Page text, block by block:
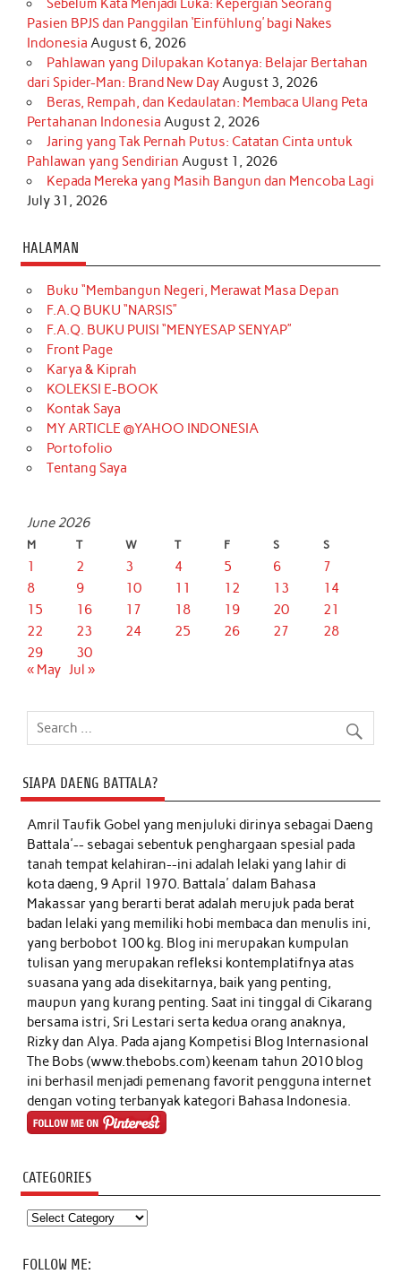
Pasien BPJS dan Panggilan ‘Einfühlung’ bagi Nakes
Indonesia August 6, 2026
Pahlawan yang Dilupakan Kotanya: Belajar Bertahan
dari Spider-Man: Brand New Day August 3, 2026
Beras, Rempah, dan Kedaulatan: Membaca Ulang Peta
Pertahanan Indonesia August 2, 2026
Jaring yang Tak Pernah Putus: Catatan Cinta untuk
Pahlawan yang Sendirian August 1, 2026
Kepada Mereka yang Masih Bangun dan Mencoba Lagi
July 31, 2026
HALAMAN
Buku “Membangun Negeri, Merawat Masa Depan
F.A.Q BUKU “NARSIS”
F.A.Q. BUKU PUISI “MENYESAP SENYAP”
Front Page
Karya & Kiprah
KOLEKSI E-BOOK
Kontak Saya
MY ARTICLE @YAHOO INDONESIA
Portofolio
Tentang Saya
June 2026
M T W T F S S
1 2 3 4 5 6
7
8
9 10 11 12 13
14
15
16 17 18 19 20
21
22
23 24 25 26 27
28
29
30
« May Jul »
SIAPA DAENG BATTALA?
Amril Taufik Gobelyang menjuluki dirinya sebagai Daeng
Battala'-- sebagai sebentuk penghargaan spesial pada
tanah tempat kelahiran--ini adalah lelaki yang lahir di
kota daeng, 9 April 1970. Battala' dalam Bahasa
Makassar yang berarti berat adalah merujuk pada berat
badan lelaki yang memiliki hobi membaca dan menulis ini,
yang berbobot 100 kg. Blog ini merupakan kumpulan
tulisan yang merupakan refleksi kontemplatifnya atas
suasana yang ada disekitarnya, baik yang penting,
maupun yang kurang penting. Saat ini tinggal di Cikarang
bersama istri, Sri Lestari serta kedua orang anaknya,
Rizky dan Alya. Pada ajang Kompetisi Blog Internasional
The Bobs (www.thebobs.com) keenam tahun 2010 blog
ini berhasil menjadi pemenang favorit pengguna internet
dengan voting terbanyak kategori Bahasa Indonesia.
CATEGORIES
Categories
FOLLOW ME: